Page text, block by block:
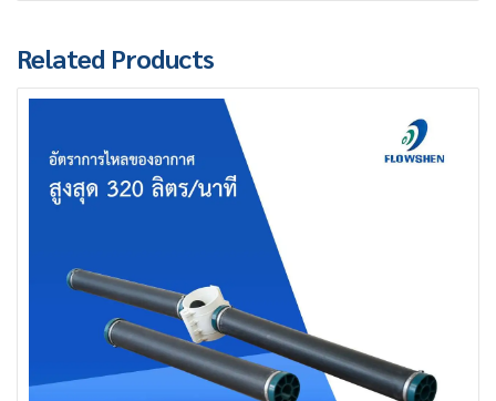
Related Products